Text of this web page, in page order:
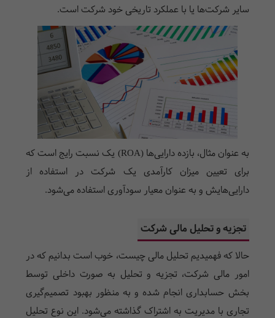
سایر شرکت‌ها یا با عملکرد تاریخی خود شرکت است.
به عنوان مثال، بازده دارایی‌ها (ROA) یک نسبت رایج است که
برای تعیین میزان کارآمدی یک شرکت در استفاده از
دارایی‌هایش و به عنوان معیار سودآوری استفاده می‌شود.
تجزیه و تحلیل مالی شرکت
حالا که فهمیدیم تحلیل مالی چیست، خوب است بدانیم که در
امور مالی شرکت، تجزیه و تحلیل به صورت داخلی توسط
بخش حسابداری انجام شده و به منظور بهبود تصمیم‌گیری
تجاری با مدیریت به اشتراک گذاشته می‌شود. این نوع تحلیل